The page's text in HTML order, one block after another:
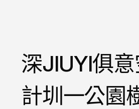
深JIUYI俱
計圳一公園